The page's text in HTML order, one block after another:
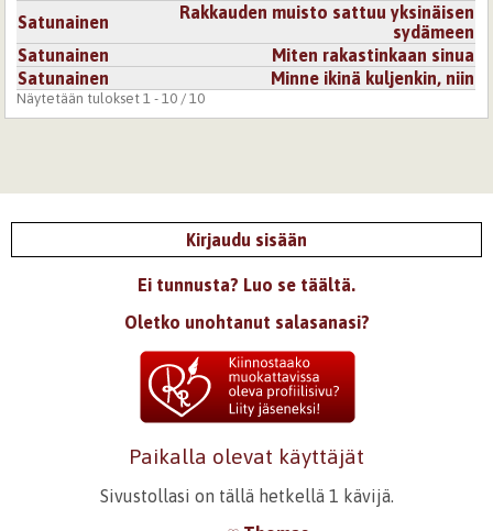
Satunainen
Rakkauden muisto sattuu yksinäisen
sydämeen
Satunainen
Miten rakastinkaan sinua
Satunainen
Minne ikinä kuljenkin, niin
Näytetään tulokset 1 - 10 / 10
Kirjaudu sisään
Ei tunnusta? Luo se täältä.
Oletko unohtanut salasanasi?
Paikalla olevat käyttäjät
Sivustollasi on tällä hetkellä 1 kävijä.